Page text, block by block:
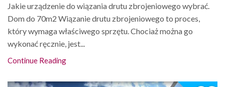
Jakie urządzenie do wiązania drutu zbrojeniowego wybrać.
Dom do 70m2 Wiązanie drutu zbrojeniowego to proces,
który wymaga właściwego sprzętu. Chociaż można go
wykonać ręcznie, jest...
Continue Reading